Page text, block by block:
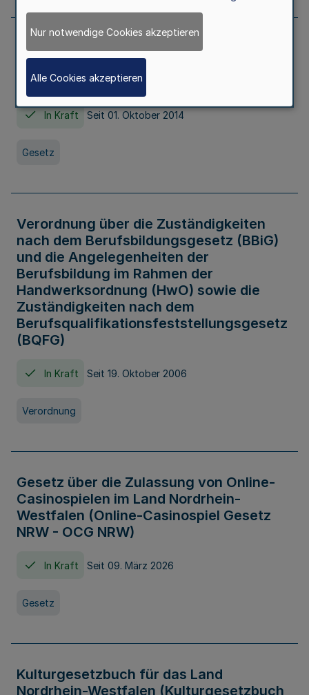
Gesetz über die Hochschulen des Landes
Nordrhein-Westfalen (Hochschulgesetz -
HG)
In Kraft Seit 01. Oktober 2014
Gesetz
Verordnung über die Zuständigkeiten
nach dem Berufsbildungsgesetz (BBiG)
und die Angelegenheiten der
Berufsbildung im Rahmen der
Handwerksordnung (HwO) sowie die
Zuständigkeiten nach dem
Berufsqualifikationsfeststellungsgesetz
(BQFG)
In Kraft Seit 19. Oktober 2006
Verordnung
Gesetz über die Zulassung von Online-
Casinospielen im Land Nordrhein-
Westfalen (Online-Casinospiel Gesetz
NRW - OCG NRW)
In Kraft Seit 09. März 2026
Gesetz
Kulturgesetzbuch für das Land
Nordrhein-Westfalen (Kulturgesetzbuch
Nur notwendige Cookies akzeptieren
Alle Cookies akzeptieren